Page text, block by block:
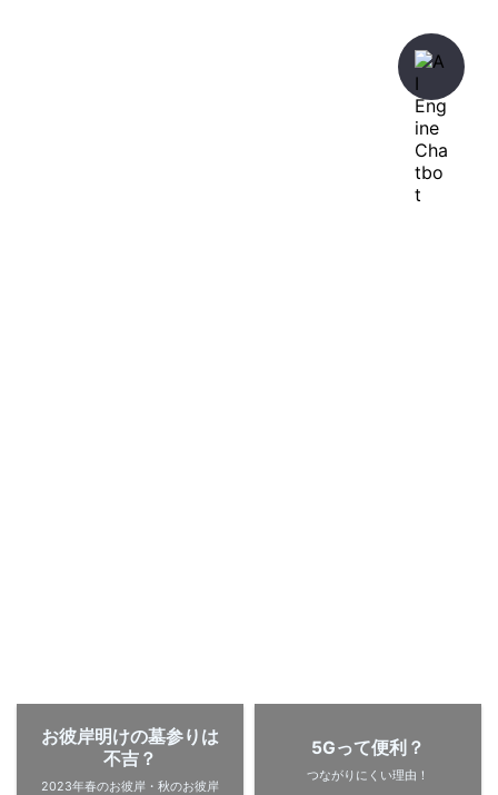
お彼岸明けの墓参りは
不吉？
2023年春のお彼岸・秋のお彼岸
5Gって便利？
つながりにくい理由！